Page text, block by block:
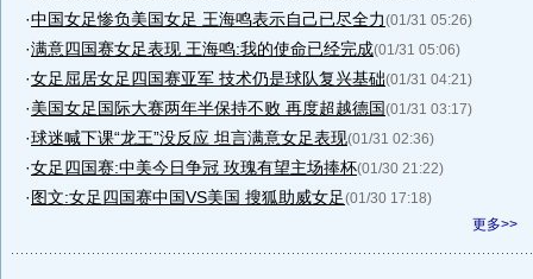
·中国女足惨负美国女足 王海鸣表示自己已尽全力(01/31 05:26)
·满意四国赛女足表现 王海鸣:我的使命已经完成(01/31 05:06)
·女足屈居女足四国赛亚军 技术仍是球队复兴基础(01/31 04:21)
·美国女足国际大赛两年半保持不败 再度超越德国(01/31 03:17)
·球迷喊下课“龙王”没反应 坦言满意女足表现(01/31 02:36)
·女足四国赛:中美今日争冠 玫瑰有望主场捧杯(01/30 21:22)
·图文:女足四国赛中国VS美国 搜狐助威女足(01/30 17:18)
更多>>